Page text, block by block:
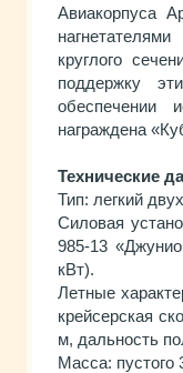
Авиакорпуса
круглого
поддержку
обеспечении
награждена
Технические
Тип: легкий
Силовая
985-13
кВт).
Летные
крейсерская
м, дальность
Масса: пустого